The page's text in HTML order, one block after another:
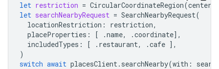
let restriction = CircularCoordinateRegion(center
let searchNearbyRequest = SearchNearbyRequest(
locationRestriction : restriction,
placeProperties : [ .name, .coordinate],
includedTypes : [ . restaurant, .cafe ],
)
switch await placesClient. searchNearby(with :